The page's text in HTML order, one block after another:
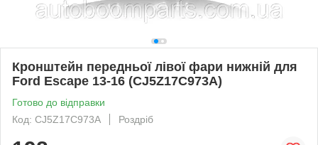
Кронштейн передньої лівої фари нижній для
Ford Escape 13-16 (CJ5Z17C973A)
Готово до відправки
Код: CJ5Z17C973A
Роздріб